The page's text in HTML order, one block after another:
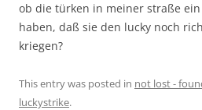
ob die türken in meiner straße
haben, daß sie den lucky noch
kriegen?
This entry was posted in not lost -
luckystrike.